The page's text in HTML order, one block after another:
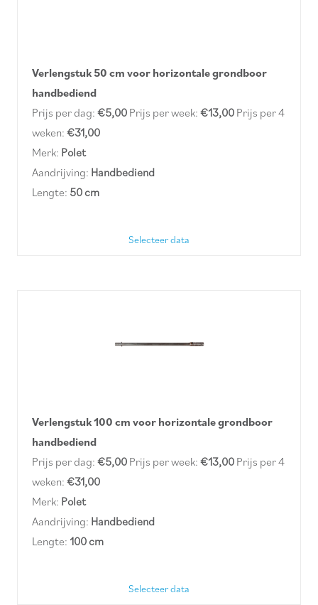
Verlengstuk 50 cm voor horizontale grondboor
handbediend
Prijs per dag: €5,00 Prijs per week: €13,00 Prijs per 4
weken: €31,00
Merk: Polet
Aandrijving: Handbediend
Lengte: 50 cm
Selecteer data
Verlengstuk 100 cm voor horizontale grondboor
handbediend
Prijs per dag: €5,00 Prijs per week: €13,00 Prijs per 4
weken: €31,00
Merk: Polet
Aandrijving: Handbediend
Lengte: 100 cm
Selecteer data